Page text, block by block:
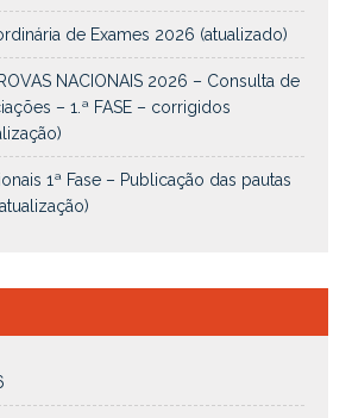
de Exames 2026 (atualizado)
NACIONAIS 2026 – Consulta de
– 1.ª FASE – corrigidos
1ª Fase – Publicação das pautas